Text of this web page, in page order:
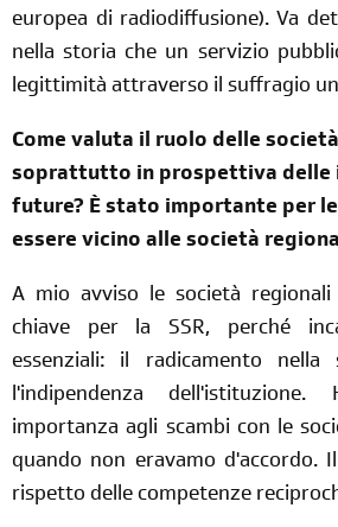
europea di radiodiffusione). Va
nella storia che un servizio
legittimità attraverso il suffragio
Come valuta il ruolo delle
soprattutto in prospettiva delle
future? È stato importante per
essere vicino alle società
A mio avviso le società
chiave per la SSR, perché
essenziali: il radicamento nella
l'indipendenza
importanza agli scambi con le
quando non eravamo d'accordo.
rispetto delle competenze